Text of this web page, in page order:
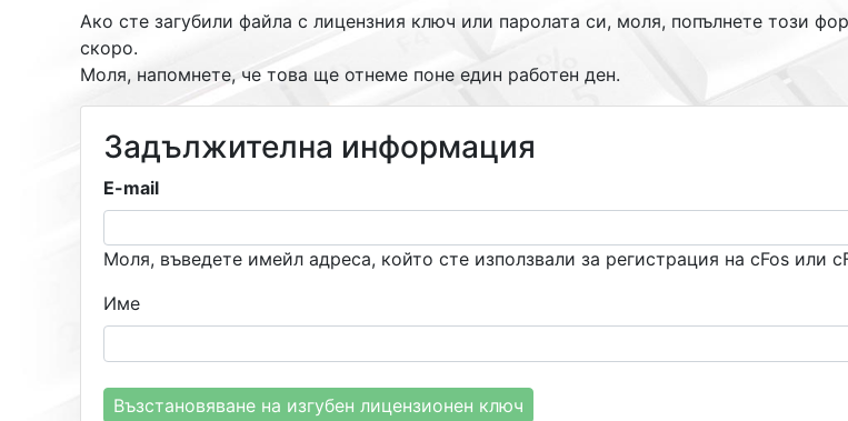
Ако сте загубили файла с лицензния ключ или паролата си, моля, попълнете този
скоро.
Моля, напомнете, че това ще отнеме поне един работен ден.
Задължителна информация
E-mail
Моля, въведете имейл адреса, който сте използвали за регистрация на cFos или
Име
Възстановяване на изгубен лицензионен ключ